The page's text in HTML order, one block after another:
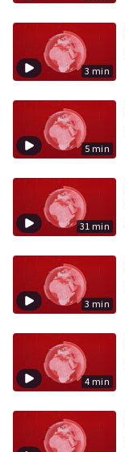
3 min
5 min
31 min
3 min
4 min